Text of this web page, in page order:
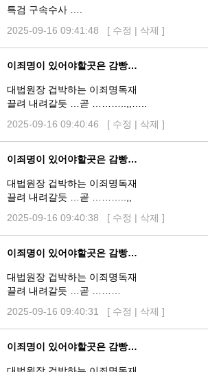
특검 구속수사 ….
2025-09-16 09:41:48 [ 수정 | 삭제 ]
이죄명이 있어야할곳은 감빵…
대법원장 겁박하는 이죄명독재
끌려 내려갈듯 …곧 ………..,,…..
2025-09-16 09:40:46 [ 수정 | 삭제 ]
이죄명이 있어야할곳은 감빵…
대법원장 겁박하는 이죄명독재
끌려 내려갈듯 …곧 ………..,,
2025-09-16 09:40:38 [ 수정 | 삭제 ]
이죄명이 있어야할곳은 감빵…
대법원장 겁박하는 이죄명독재
끌려 내려갈듯 …곧 ………
2025-09-16 09:40:31 [ 수정 | 삭제 ]
이죄명이 있어야할곳은 감빵…